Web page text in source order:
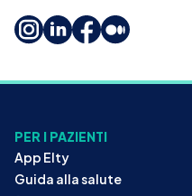
PER I PAZIENTI
App Elty
Guida alla salute